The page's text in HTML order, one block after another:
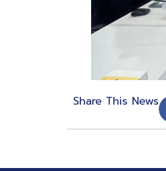
Share This News